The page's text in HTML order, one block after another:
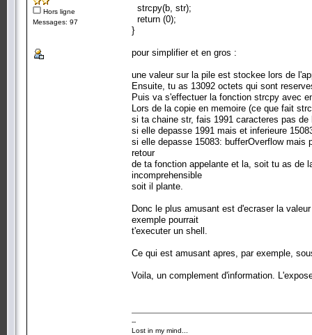
Hors ligne
Messages: 97
strcpy(b, str);
return (0);
}
pour simplifier et en gros :
une valeur sur la pile est stockee lors de
Ensuite, tu as 13092 octets qui sont
Puis va s'effectuer la fonction strcpy avec
Lors de la copie en memoire (ce que fait
si ta chaine str, fais 1991 caracteres pas de
si elle depasse 1991 mais et inferieure
si elle depasse 15083: bufferOverflow mais
retour
de ta fonction appelante et la, soit tu as de
incomprehensible
soit il plante.
Donc le plus amusant est d'ecraser la
exemple pourrait
t'executer un shell.
Ce qui est amusant apres, par exemple,
Voila, un complement d'information.
--
Lost in my mind...